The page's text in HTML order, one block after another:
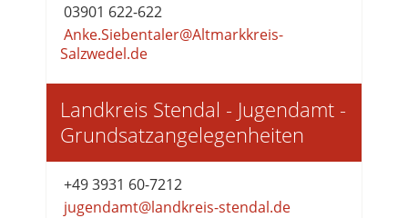
03901 622-622
Anke.Siebentaler@Altmarkkreis-
Salzwedel.de
Landkreis Stendal - Jugendamt -
Grundsatzangelegenheiten
+49 3931 60-7212
jugendamt@landkreis-stendal.de